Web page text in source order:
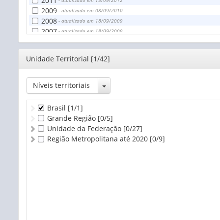
2009 - atualizado em 08/09/2010
2008 - atualizado em 18/09/2009
2007 - atualizado em 18/09/2009
Editor
Unidade Territorial [1/42]
Níveis territoriais Toggle Dropdown
Brasil [1/1]
Grande Região [0/5]
Unidade da Federação [0/27]
Região Metropolitana até 2020 [0/9]